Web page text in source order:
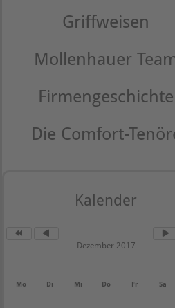
Griffweisen
Mollenhauer
Firmengeschichte
Die Comfort-
Kalender
Dezember 2017
Mo Di Mi Do Fr Sa